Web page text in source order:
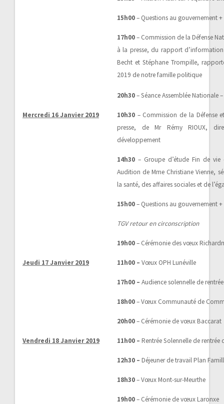
15h00– Questions au gouvernement
17h00– Commission de la Défense
à la presse, du rapport
Becht et Stéphane Trompille,
2019 de notre famille politique
20h30– Séance Assemblée Nationale
Mercredi 16 Janvier 2019 10h30 – Commission de la Défense
presse, de Mr Rémy RIOUX,
développement
14h30 – Groupe d’étude Fin de vie
Audition de Mme Christiane Vienne,
la santé, des affaires sociales et de
15h00– Questions au gouvernement
TGV retour en circonscription
19h00– Cérémonie des vœux
Jeudi 17 Janvier 2019 11h00 – Vœux OPH Lunéville
17h00 – Audience solennelle de
18h00– Vœux Communauté de
20h00– Cérémonie de vœux Baccarat
Vendredi 18 Janvier 2019 11h00 – Rentrée Solennelle de
12h30 – Déjeuner de travail Plan
18h30– Vœux Mont-sur-Meurthe
19h00– Cérémonie de vœux Laronxe